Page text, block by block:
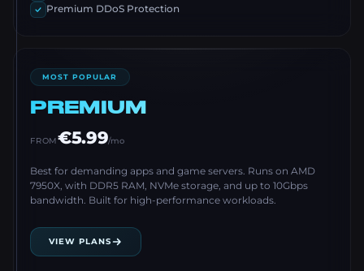
Premium DDoS Protection
MOST POPULAR
PREMIUM
FROM€5.99/mo
Best for demanding apps and game servers. Runs on AMD
7950X, with DDR5 RAM, NVMe storage, and up to 10Gbps
bandwidth. Built for high-performance workloads.
VIEW PLANS